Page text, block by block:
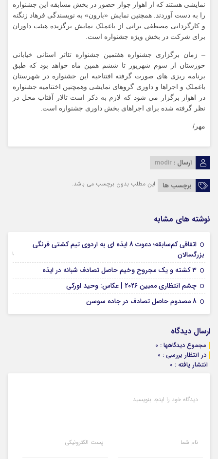
نمایشی هستند که از اهواز جواز حضور در بخش مسابقه این جشنواره
را به دست آوردند. همچنین نمایش «بارون» به نویسندگی فرهاد زنگنه
و کارگردانی مصطفی براتی از باغملک نمایش برگزیده هیئت داوران
برای شرکت در بخش ویژه جشنواره است.
– زمان برگزاری جشنواره هفتمین جشنواره تئاتر استانی خیابانی
خوزستان از سوم شهریور تا ششم همین ماه خواهد بود که طبق
برنامه ریزی های صورت گرفته افتتاحیه این جشنواره در شهرستان
باغملک و اجراها و داوری گروهای نمایشی وهمچنین اختتامیه جشنواره
در اهواز برگزار می شود که لازم به ذکر است تالار آفتاب محل در
نظر گرفته شده برای اجراهای بخش داوری جشنواره است.
مهر/
ارسال : modir
برچسب ها این مطلب بدون برچسب می باشد.
نوشته های مشابه
اتفاقی کم‌سابقه؛ دعوت 8 ایذه ای به اردوی تیم کشتی فرنگی
بزرگسالان
09 جولای 2026
۳ کشته و یک مجروح وخیم حاصل تصادف شبانه در ایذه
چشم انتظاری ممبین 2026 | عکاس: وحید اورکی
8 مصدوم حاصل تصادف در جاده سوسن
ارسال دیدگاه
مجموع دیدگاهها : 0
در انتظار بررسی : 0
انتشار یافته : 0
دیدگاه خود را اینجا بنویسید
نام شما پست الکترونیکی